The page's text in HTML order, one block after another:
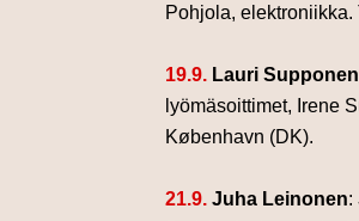
Pohjola, elektroniikka.
19.9. Lauri Supponen
lyömäsoittimet, Irene
København (DK).
21.9. Juha Leinonen: